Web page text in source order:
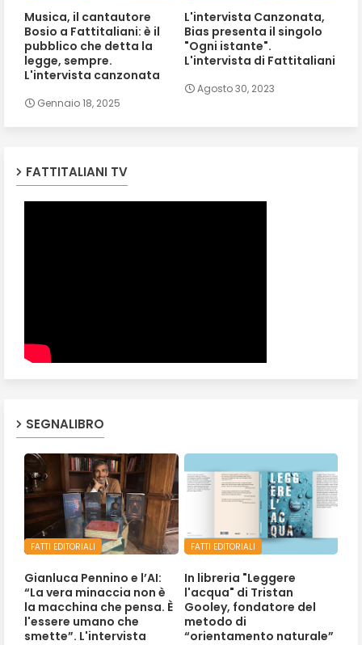
Musica, il cantautore
Bosio a Fattitaliani: è il
pubblico che detta la
legge, sempre.
L'intervista canzonata
Gennaio 18, 2025
L'intervista Canzonata,
Bias presenta il singolo
"Ogni istante".
L'intervista di Fattitaliani
Agosto 30, 2023
FATTITALIANI TV
SEGNALIBRO
FATTI EDITORIALI
Gianluca Pennino e l’AI:
“La vera minaccia non è
la macchina che pensa. È
l'essere umano che
smette”. L'intervista
FATTI EDITORIALI
In libreria "Leggere
l'acqua" di Tristan
Gooley, fondatore del
metodo di
“orientamento naturale”